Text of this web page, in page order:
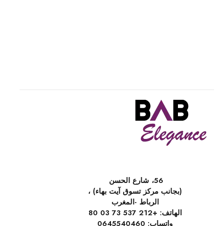
56، شارع الحسن
(بجانب مركز تسوق آيت بهاء) ،
الرباط -المغرب
الهاتف: +212 537 73 03 80
واتساب: 0645540460